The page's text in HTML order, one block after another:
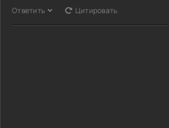
Ответить Цитировать